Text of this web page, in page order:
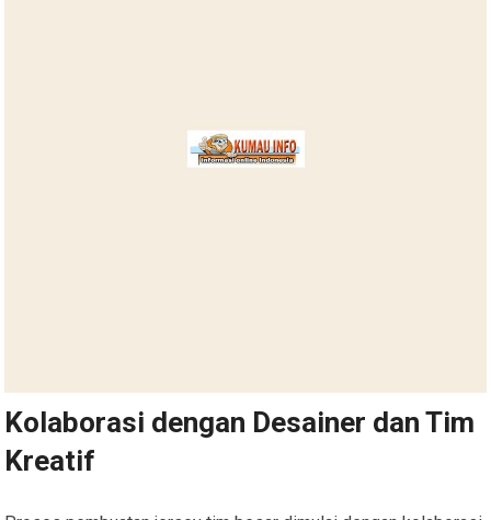
Kolaborasi dengan Desainer dan Tim
Kreatif